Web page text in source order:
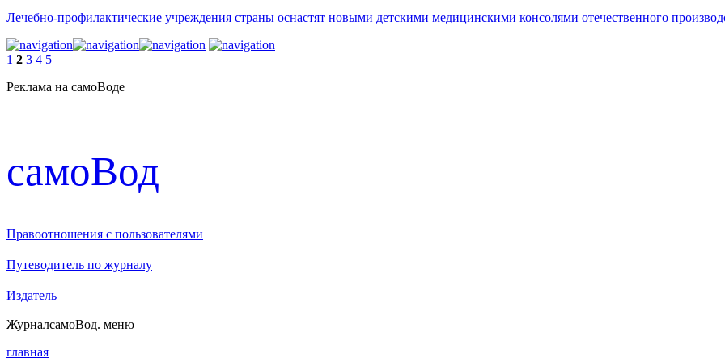
Лечебно-профилактические учреждения страны оснастят новыми детскими медицинскими консолями отечественного
1 2 3 4 5
Реклама на самоВоде
cамоВод
Правоотношения с пользователями
Путеводитель по журналу
Издатель
ЖурналсамоВод. меню
главная